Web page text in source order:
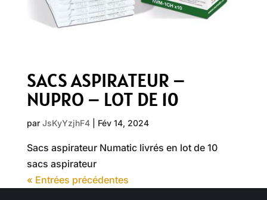
SACS ASPIRATEUR –
NUPRO – LOT DE 10
par JsKyYzjhF4| Fév 14, 2024
Sacs aspirateur Numatic livrés en lot de 10
sacs aspirateur
« Entrées précédentes